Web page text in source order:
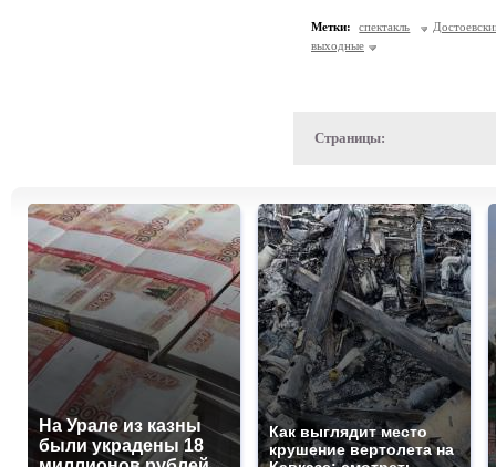
Метки: спектакль
выходные
Страницы:
На Урале из казны
были украдены 18
Как выглядит место
крушение вертолета на